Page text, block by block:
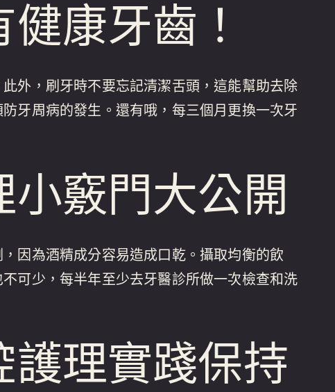
康牙齒！
外，刷牙時不要忘記清潔舌頭，這能幫助去除
牙周病的發生。還有哦，每三個月更換一次牙
竅門大公開
因為酒精成分容易造成口乾。攝取均衡的飲
可少，每半年至少去牙醫診所做一次檢查和洗
護理實踐保持